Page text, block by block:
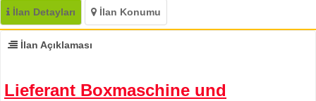
İlan Detayları İlan Konumu
İlan Açıklaması
Lieferant Boxmaschine und